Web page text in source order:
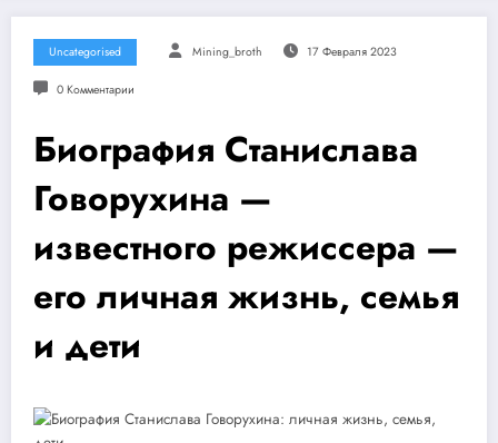
Uncategorised Mining_broth 17 Февраля 2023
0 Комментарии
Биография Станислава
Говорухина —
известного режиссера —
его личная жизнь, семья
и дети